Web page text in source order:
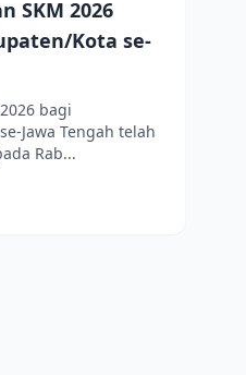
SKM 2026
Kota se-
bagi
Jawa Tengah telah
Rab...